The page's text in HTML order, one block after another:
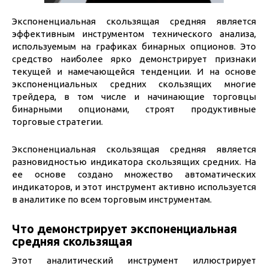
Экспоненциальная скользящая средняя является
эффективным инструментом технического анализа,
используемым на графиках бинарных опционов. Это
средство наиболее ярко демонстрирует признаки
текущей и намечающейся тенденции. И на основе
экспоненциальных средних скользящих многие
трейдера, в том числе и начинающие торговцы
бинарными опционами, строят продуктивные
торговые стратегии.
Экспоненциальная скользящая средняя является
разновидностью индикатора скользящих средних. На
ее основе создано множество автоматических
индикаторов, и этот инструмент активно используется
в аналитике по всем торговым инструментам.
Что демонстрирует экспоненциальная
средняя скользящая
Этот аналитический инструмент иллюстрирует